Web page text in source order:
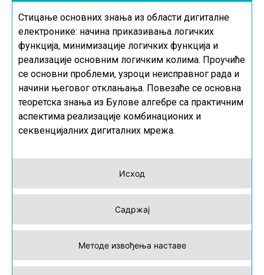
Исход
Садржај
Методе извођења наставе
Стицање основних знања из области дигиталне
електронике: начина приказивања логичких
функција, минимизације логичких функција и
реализације основним логичким колима. Проучиће
се основни проблеми, узроци неисправног рада и
начини његовог отклањања. Повезаће се основна
теоретска знања из Булове алгебре са практичним
аспектима реализације комбинационих и
секвенцијалних дигиталних мрежа.